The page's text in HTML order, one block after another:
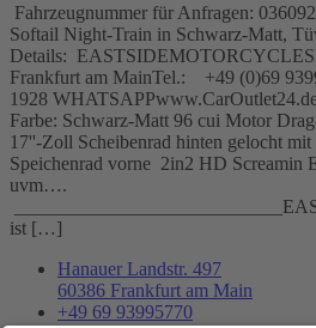
Fahrzeugnummer für Anfragen:
Softail Night-Train in Schwarz-Matt,
Details:
Frankfurt am MainTel.: +49 (0)69
1928
Farbe: Schwarz-Matt 96 cui Motor
17''-Zoll Scheibenrad hinten gelocht
Speichenrad vorne 2in2 HD Screamin
uvm….
ist […]
Hanauer Landstr. 497
60386 Frankfurt am Main
+49 69 93995770